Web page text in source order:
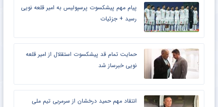
پیام مهم پیشکسوت پرسپولیس به امیر قلعه نویی
رسید + جزئیات
حمایت تمام قد پیشکسوت استقلال از امیر قلعه
نویی خبرساز شد
انتقاد مهم حمید درخشان از سرمربی تیم ملی